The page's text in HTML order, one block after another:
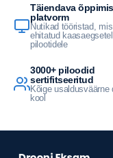
Täiendava
platvorm
Nutikad tööristad,
ehitatud
pilootidele
3000+ piloodid
sertifitseeritud
Kõige usaldusväärne
kool